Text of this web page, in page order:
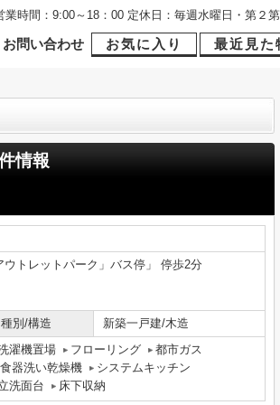
業時間：9:00～18：00 定休日：毎週水曜日・第２
お問い合わせ お気に入り 最近見た
情報
ウトレットパーク」バス停」 停歩2分
種別/構造 新築一戸建/木造
濯機置場 フローリング
都市ガス
食器洗い乾燥機
システムキッチン
洗面台 床下収納